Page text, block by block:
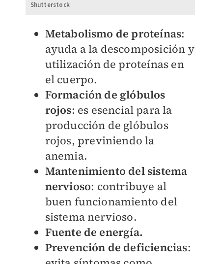
Shutterstock
Metabolismo de proteínas:
ayuda a la descomposición y
utilización de proteínas en
el cuerpo.
Formación de glóbulos
rojos: es esencial para la
producción de glóbulos
rojos, previniendo la
anemia.
Mantenimiento del sistema
nervioso: contribuye al
buen funcionamiento del
sistema nervioso.
Fuente de energía.
Prevención de deficiencias: